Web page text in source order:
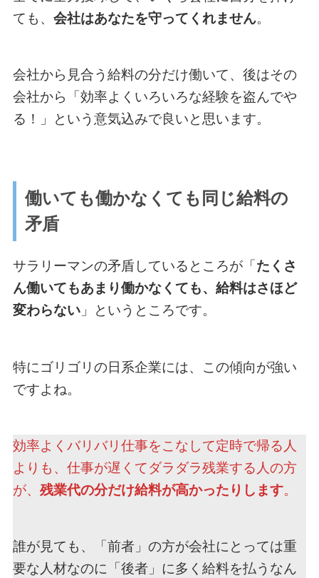
ても、 会社はあなたを守ってくれません。
会社から見合う給料の分だけ働いて、後はその
会社から「効率よくいろいろな経験を盗んでや
る！」という意気込みで良いと思います。
働いても働かなくても同じ給料の
矛盾
サラリーマンの矛盾しているところが「たくさ
ん働いてもあまり働かなくても、給料はさほど
変わらない」というところです。
特にゴリゴリの日系企業には、この傾向が強い
ですよね。
効率よくバリバリ仕事をこなして定時で帰る人
よりも、仕事が遅くてダラダラ残業する人の方
が、 残業代の分だけ給料が高かったりします。
誰が見ても、「前者」の方が会社にとっては重
要な人材なのに「後者」に多く給料を払うなん